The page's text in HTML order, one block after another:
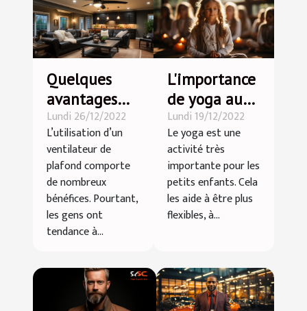
Quelques
avantages
d’un
ventilateur
de plafond
Lundi 26/12/2022
L’utilisation d’un
ventilateur de
plafond comporte
de nombreux
bénéfices. Pourtant,
les gens ont
tendance à...
L'importance
de yoga aux
petits
enfants
Lundi 19/12/2022
Le yoga est une
activité très
importante pour les
petits enfants. Cela
les aide à être plus
flexibles, à...